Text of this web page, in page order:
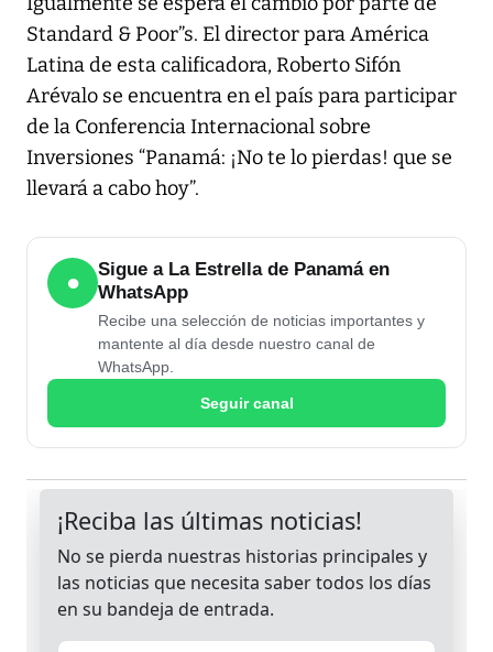
Standard & Poor”s. El director para América
Latina de esta calificadora, Roberto Sifón
Arévalo se encuentra en el país para participar
de la Conferencia Internacional sobre
Inversiones “Panamá: ¡No te lo pierdas! que se
llevará a cabo hoy”.
●
Sigue a La Estrella de Panamá en
WhatsApp
Recibe una selección de noticias importantes y
mantente al día desde nuestro canal de
WhatsApp.
Seguir canal